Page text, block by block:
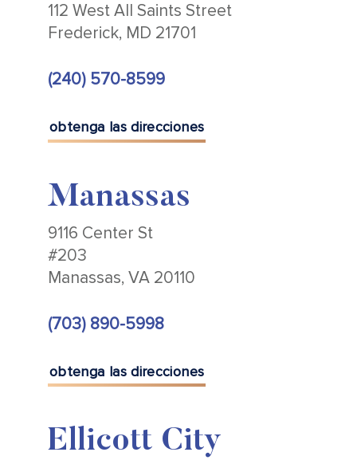
112 West All Saints Street
Frederick, MD 21701
(240) 570-8599
obtenga las direcciones
Manassas
9116 Center St
#203
Manassas, VA 20110
(703) 890-5998
obtenga las direcciones
Ellicott City